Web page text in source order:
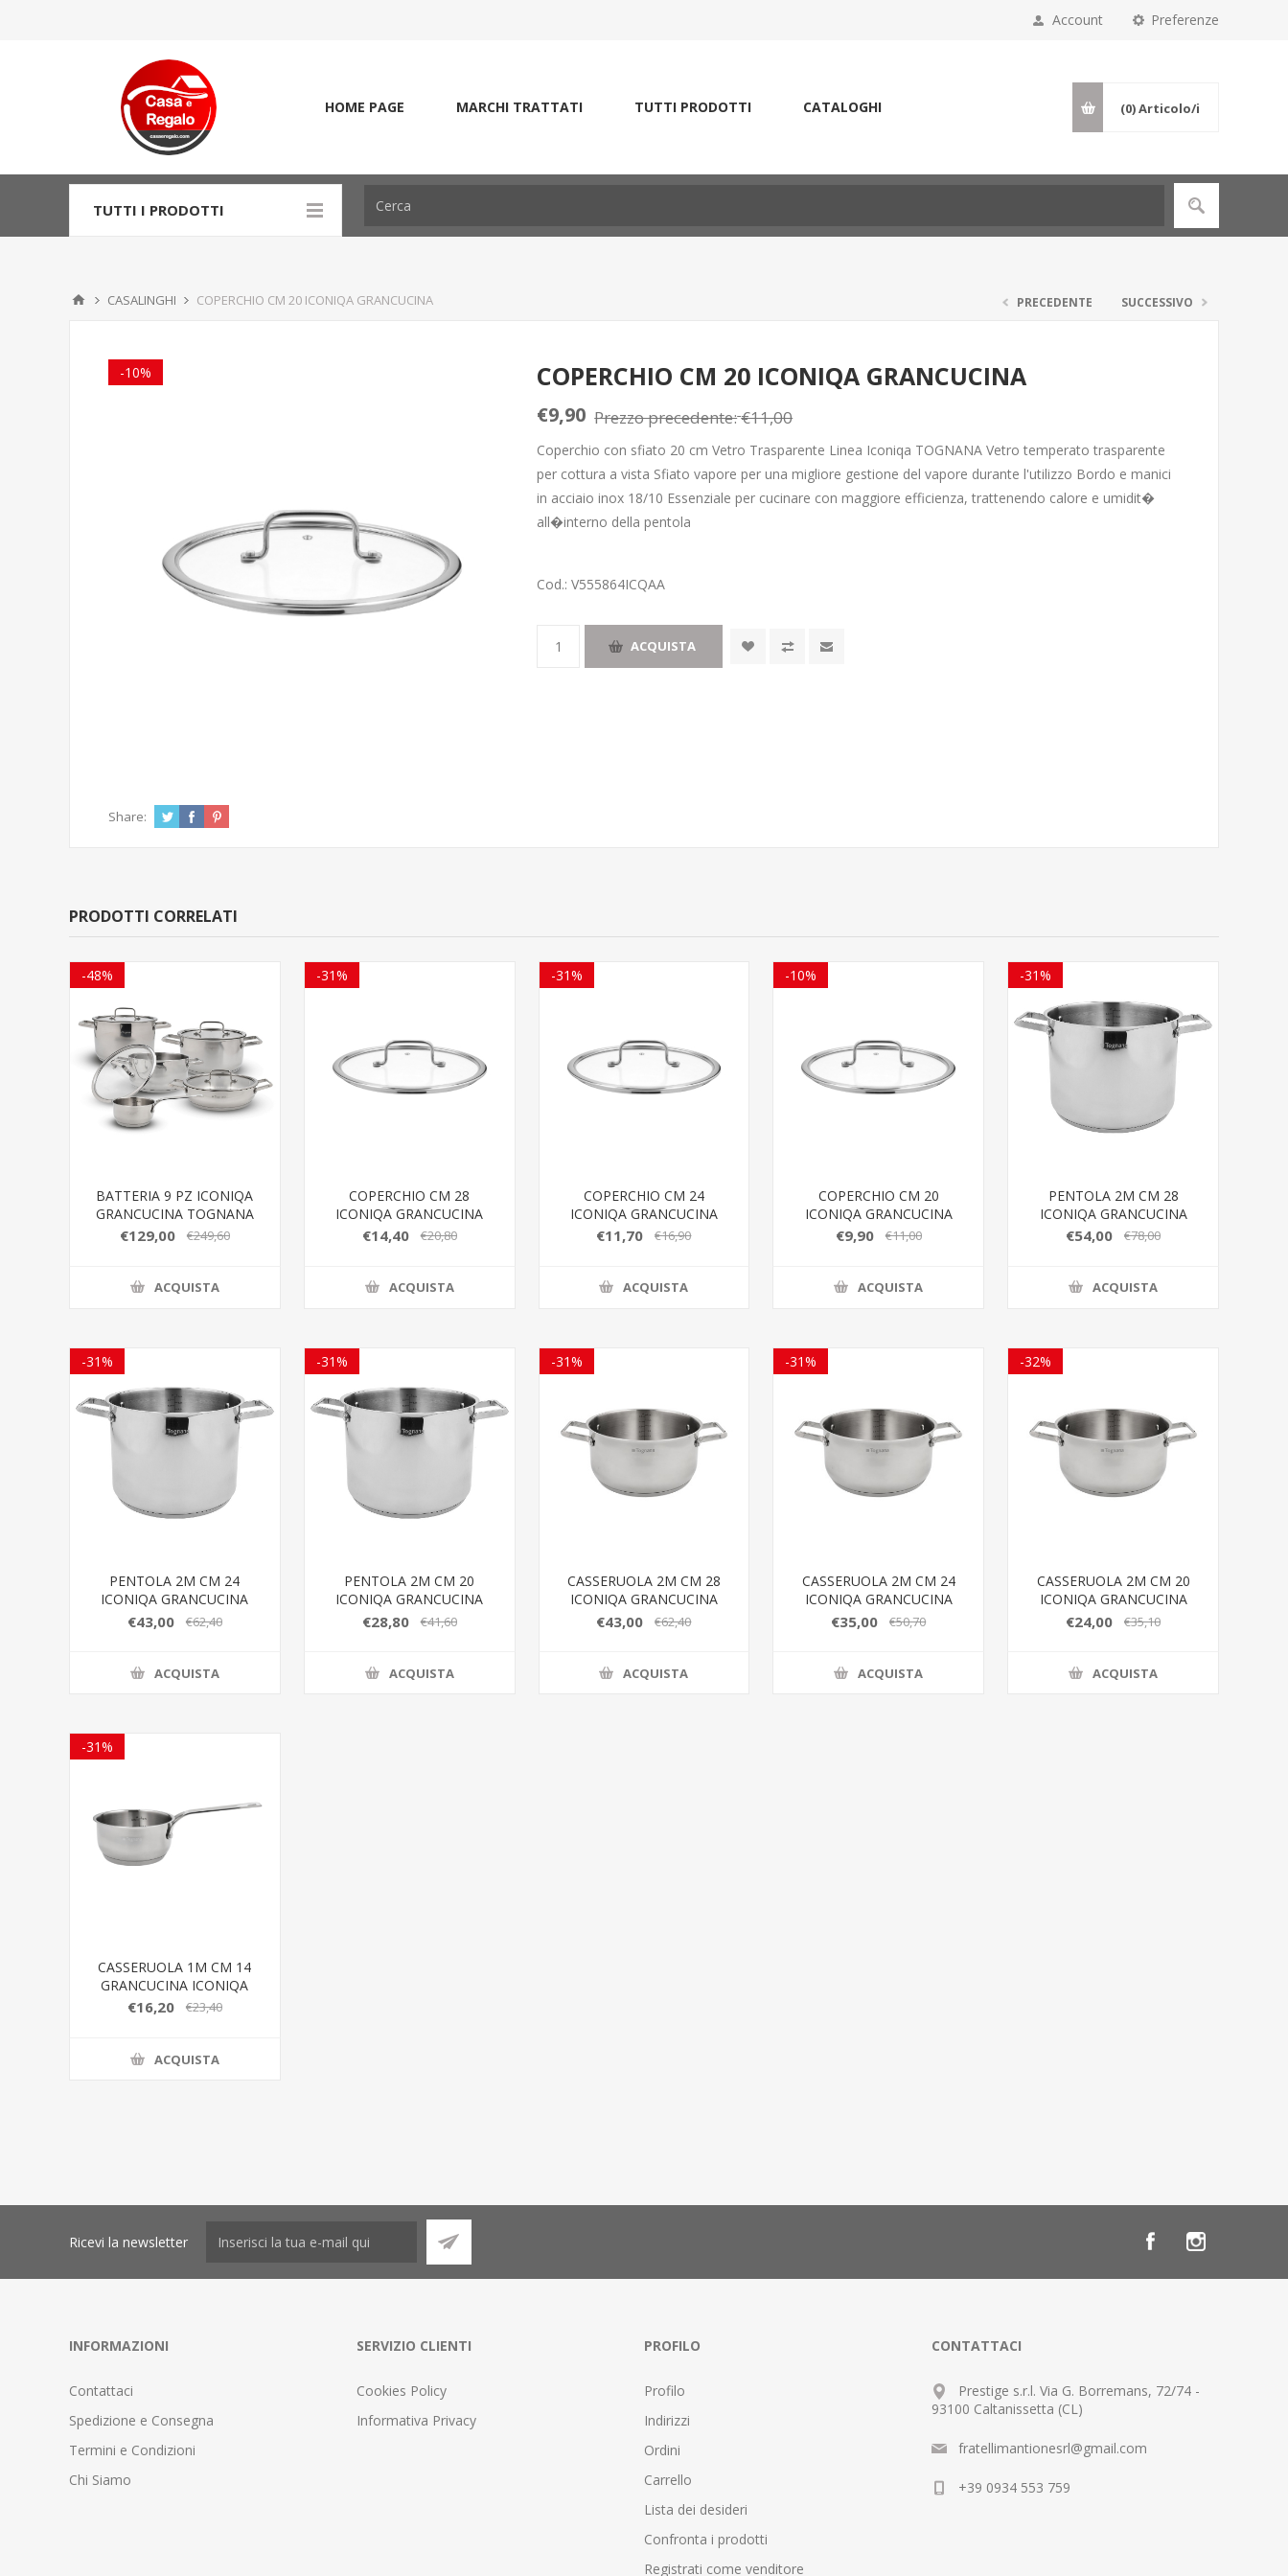
Preferenze
Account
HOME PAGE MARCHI TRATTATI TUTTI PRODOTTI CATALOGHI (0)Articolo/i
TUTTI I PRODOTTI
CASALINGHI COPERCHIO CM 20 ICONIQA GRANCUCINA PRECEDENTE SUCCESSIVO
-10% COPERCHIO CM 20 ICONIQA GRANCUCINA
€9,90 Prezzo precedente:€11,00
Coperchio con sfiato 20 cm Vetro Trasparente Linea Iconiqa TOGNANA Vetro temperato trasparente
per cottura a vista Sfiato vapore per una migliore gestione del vapore durante l'utilizzo Bordo e manici
in acciaio inox 18/10 Essenziale per cucinare con maggiore efficienza, trattenendo calore e umidit�
all�interno della pentola
Cod.: V555864ICQAA
ACQUISTA
Share:
PRODOTTI CORRELATI
-48%
BATTERIA 9 PZ ICONIQA
GRANCUCINA TOGNANA
€129,00 €249,60
ACQUISTA
-31%
COPERCHIO CM 28
ICONIQA GRANCUCINA
€14,40 €20,80
ACQUISTA
-31%
COPERCHIO CM 24
ICONIQA GRANCUCINA
€11,70 €16,90
ACQUISTA
-10%
COPERCHIO CM 20
ICONIQA GRANCUCINA
€9,90 €11,00
ACQUISTA
-31%
PENTOLA 2M CM 28
ICONIQA GRANCUCINA
€54,00 €78,00
ACQUISTA
-31%
PENTOLA 2M CM 24
ICONIQA GRANCUCINA
€43,00 €62,40
ACQUISTA
-31%
PENTOLA 2M CM 20
ICONIQA GRANCUCINA
€28,80 €41,60
ACQUISTA
-31%
CASSERUOLA 2M CM 28
ICONIQA GRANCUCINA
€43,00 €62,40
ACQUISTA
-31%
CASSERUOLA 2M CM 24
ICONIQA GRANCUCINA
€35,00 €50,70
ACQUISTA
-32%
CASSERUOLA 2M CM 20
ICONIQA GRANCUCINA
€24,00 €35,10
ACQUISTA
-31%
CASSERUOLA 1M CM 14
GRANCUCINA ICONIQA
€16,20 €23,40
ACQUISTA
Ricevi la newsletter
INFORMAZIONI
Contattaci
Spedizione e Consegna
Termini e Condizioni
Chi Siamo
SERVIZIO CLIENTI
Cookies Policy
Informativa Privacy
PROFILO
Profilo
Indirizzi
Ordini
Carrello
Lista dei desideri
Confronta i prodotti
Registrati come venditore
CONTATTACI
Prestige s.r.l. Via G. Borremans, 72/74 -
93100 Caltanissetta (CL)
fratellimantionesrl@gmail.com
+39 0934 553 759